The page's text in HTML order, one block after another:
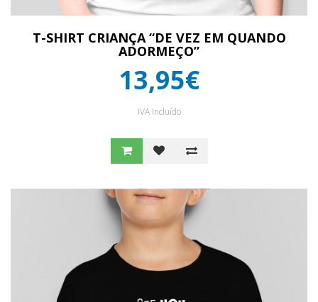
T-SHIRT CRIANÇA “DE VEZ EM QUANDO
ADORMEÇO”
13,95€
IVA Incluído